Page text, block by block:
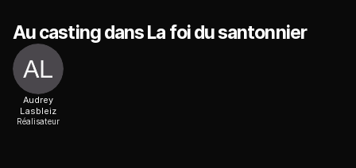
Au casting dans La foi du santonnier
Audrey
Lasbleiz
Réalisateur